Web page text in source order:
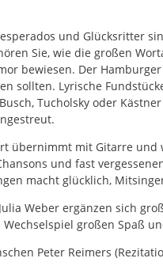
und Glücksritter
Sie, wie die großen
bewiesen. Der
sollten. Lyrische
Tucholsky oder
übernimmt mit Gitarre und
und fast
macht glücklich,
Weber ergänzen sich
großen Spaß
Peter Reimers